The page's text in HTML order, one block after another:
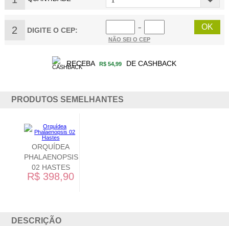
2 DIGITE O CEP:
−
NÃO SEI O CEP
RECEBA R$ 54,99 DE CASHBACK
PRODUTOS SEMELHANTES
DESCRIÇÃO